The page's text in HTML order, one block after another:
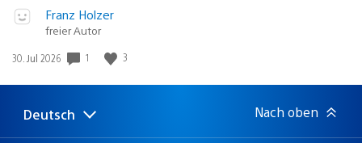
Veröffentlicht
Gewinnspiel
Franz Holzer
freier Autor
Veröffentlichungsdatum:
30. Jul 2026 1 3
Select
a
Aktuelle
Region:
Deutsch Nach oben